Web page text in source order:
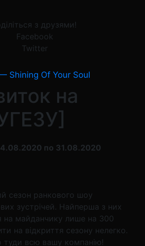
з друзями!
Facebook
Twitter
Shining Of Your Soul
на
по 31.08.2020
сезон ранкового шоу
зустрічей. Найперша з них
на майданчику лише на 300
на відкриття сезону нелегко.
туди всю вашу компанію!